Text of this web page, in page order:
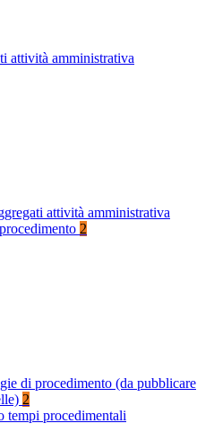
attività amministrativa
attività amministrativa
2
di procedimento (da pubblicare
2
tempi procedimentali